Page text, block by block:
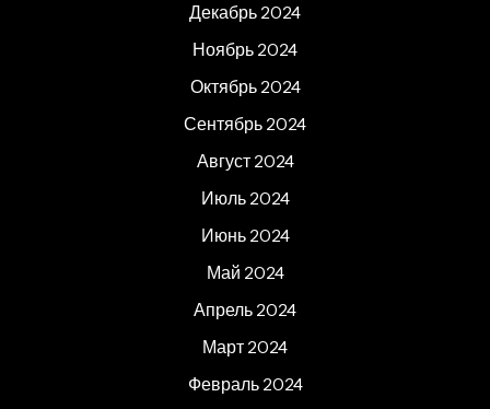
Декабрь 2024
Ноябрь 2024
Октябрь 2024
Сентябрь 2024
Август 2024
Июль 2024
Июнь 2024
Май 2024
Апрель 2024
Март 2024
Февраль 2024